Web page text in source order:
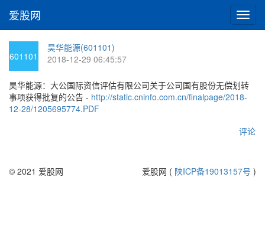
切
换
爱股网
601101
昊华能源(601101)
2018-12-29 06:45:57
昊华能源：大公国际资信评估有限公司关于公司国有股份无偿划转
事项获得批复的公告 - http://static.cninfo.com.cn/finalpage/2018-
12-28/1205695774.PDF
评论
© 2021 爱股网 爱股网 ( 陕ICP备19013157号 )